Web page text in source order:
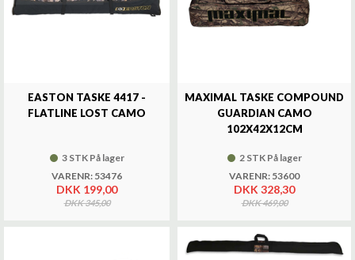
EASTON TASKE 4417 -
FLATLINE LOST CAMO
3 STK På lager
VARENR: 53476
DKK 199,00
DKK 345,00
MAXIMAL TASKE COMPOUND
GUARDIAN CAMO
102X42X12CM
2 STK På lager
VARENR: 53600
DKK 328,30
DKK 469,00